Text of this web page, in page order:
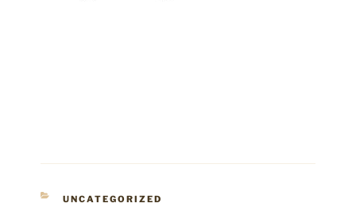
KATEGORIEN
UNCATEGORIZED